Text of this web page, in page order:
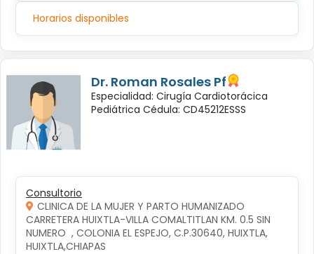
Horarios disponibles
Dr. Roman Rosales Pf
Especialidad: Cirugía Cardiotorácica
Pediátrica Cédula: CD45212ESSS
Consultorio
CLINICA DE LA MUJER Y PARTO HUMANIZADO
CARRETERA HUIXTLA-VILLA COMALTITLAN KM. 0.5 SIN
NUMERO  , COLONIA EL ESPEJO, C.P.30640, HUIXTLA,
HUIXTLA,CHIAPAS